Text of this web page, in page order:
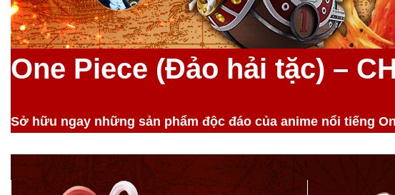
One Piece (Đảo hải tặc) –
Sở hữu ngay những sản phẩm độc đáo của anime nổi tiếng